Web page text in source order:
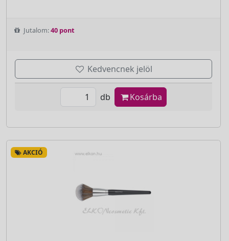
Jutalom:40 pont
Kedvencnek jelöl
db Kosárba
AKCIÓ